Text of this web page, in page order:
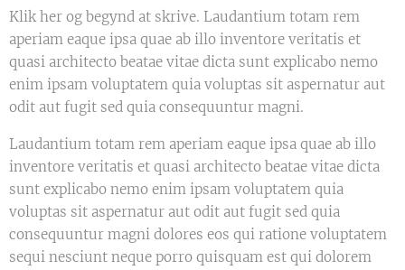
Klik her og begynd at skrive. Laudantium totam rem
aperiam eaque ipsa quae ab illo inventore veritatis et
quasi architecto beatae vitae dicta sunt explicabo nemo
enim ipsam voluptatem quia voluptas sit aspernatur aut
odit aut fugit sed quia consequuntur magni.
Laudantium totam rem aperiam eaque ipsa quae ab illo
inventore veritatis et quasi architecto beatae vitae dicta
sunt explicabo nemo enim ipsam voluptatem quia
voluptas sit aspernatur aut odit aut fugit sed quia
consequuntur magni dolores eos qui ratione voluptatem
sequi nesciunt neque porro quisquam est qui dolorem